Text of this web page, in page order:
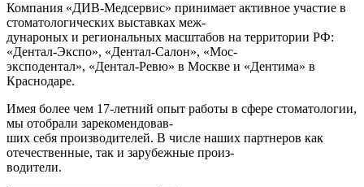
Компания «ДИВ-Медсервис» принимает активное участие в
стоматологических выставках меж-
дунароных и региональных масштабов на территории РФ:
«Дентал-Экспо», «Дентал-Салон», «Мос-
эксподентал», «Дентал-Ревю» в Москве и «Дентима» в
Краснодаре.
Имея более чем 17-летний опыт работы в сфере стоматологии,
мы отобрали зарекомендовав-
ших себя производителей. В числе наших партнеров как
отечественные, так и зарубежные произ-
водители.